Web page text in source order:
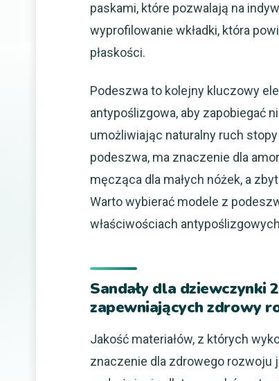
paskami, które pozwalają na
wyprofilowanie wkładki, która
płaskości.
Podeszwa to kolejny kluczowy
antypoślizgowa, aby zapobiegać
umożliwiając naturalny ruch
podeszwa, ma znaczenie dla
męcząca dla małych nóżek, a
Warto wybierać modele z
właściwościach
Sandały dla dziewczynki
zapewniających zdrowy
Jakość materiałów, z których
znaczenie dla zdrowego rozwoju